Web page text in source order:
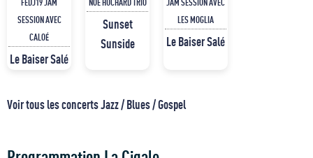
SESSION AVEC
CALOÉ
Le Baiser Salé
Sunset
Sunside
LES MOGLIA
Le Baiser Salé
Voir tous les concerts Jazz / Blues / Gospel